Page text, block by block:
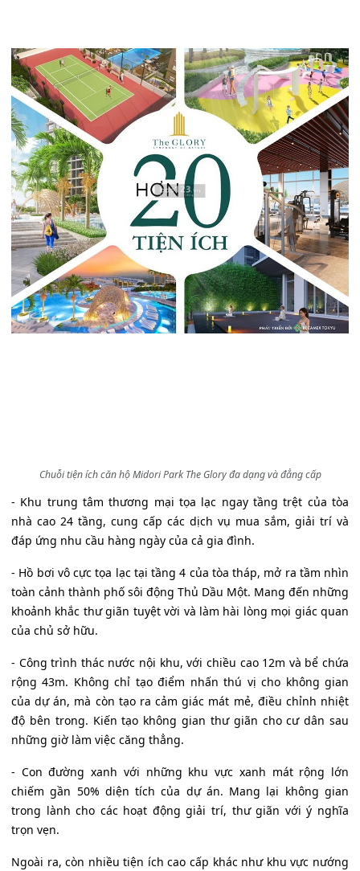
Chuỗi tiện ích căn hộ Midori Park The Glory đa dạng và đẳng cấp
- Khu trung tâm thương mại tọa lạc ngay tầng trệt của tòa
nhà cao 24 tầng, cung cấp các dịch vụ mua sắm, giải trí và
đáp ứng nhu cầu hàng ngày của cả gia đình.
- Hồ bơi vô cực tọa lạc tại tầng 4 của tòa tháp, mở ra tầm nhìn
toàn cảnh thành phố sôi động Thủ Dầu Một. Mang đến những
khoảnh khắc thư giãn tuyệt vời và làm hài lòng mọi giác quan
của chủ sở hữu.
- Công trình thác nước nội khu, với chiều cao 12m và bể chứa
rộng 43m. Không chỉ tạo điểm nhấn thú vị cho không gian
của dự án, mà còn tạo ra cảm giác mát mẻ, điều chỉnh nhiệt
độ bên trong. Kiến tạo không gian thư giãn cho cư dân sau
những giờ làm việc căng thẳng.
- Con đường xanh với những khu vực xanh mát rộng lớn
chiếm gần 50% diện tích của dự án. Mang lại không gian
trong lành cho các hoạt động giải trí, thư giãn với ý nghĩa
trọn vẹn.
Ngoài ra, còn nhiều tiện ích cao cấp khác như khu vực nướng